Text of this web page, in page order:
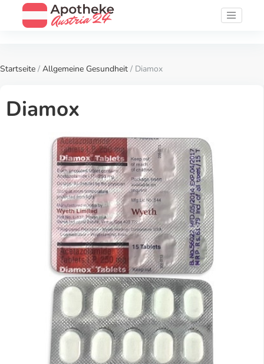
Startseite / Allgemeine Gesundheit / Diamox
Diamox